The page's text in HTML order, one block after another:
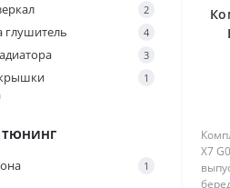
2
глушитель 4
3
1
ТЮНИНГ
1
X7